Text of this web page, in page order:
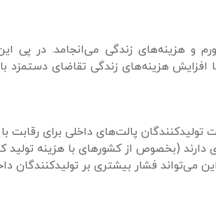
و هزینه‌های زندگی می‌انجامد. در پی
افزایش هزینه‌های زندگی تقاضای دستمزد
تولیدکنندگان پالت‌های داخلی برای رقابت
دارند (بخصوص از کشورهای با هزینه تولید
می‌تواند فشار بیشتری بر تولیدکنندگان